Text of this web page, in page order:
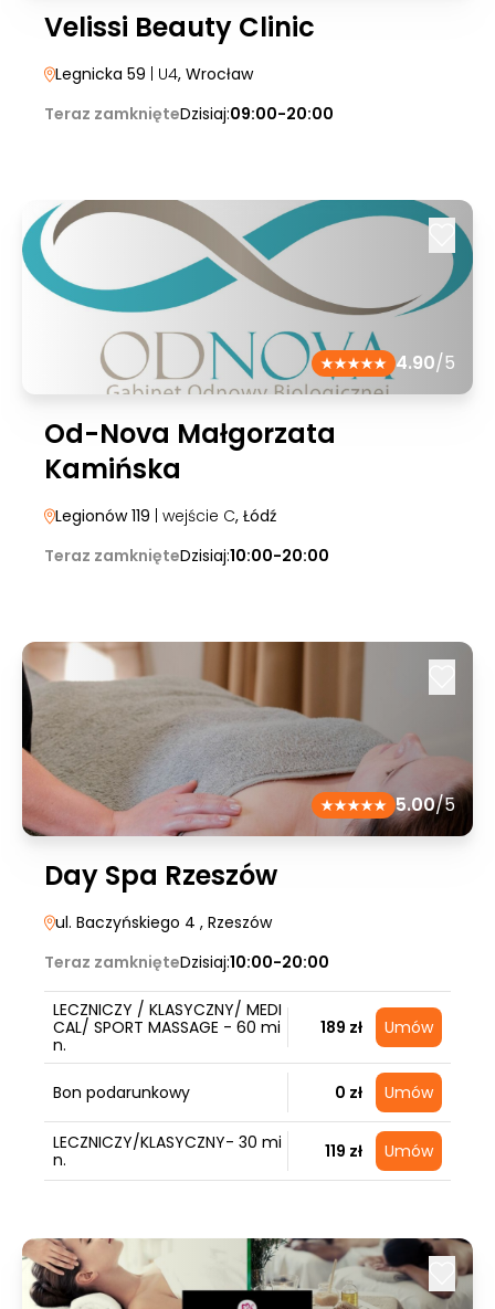
Velissi Beauty Clinic
Legnicka 59 | U4, Wrocław
Teraz zamknięteDzisiaj:09:00-20:00
4.90/5
Od-Nova Małgorzata
Kamińska
Legionów 119 | wejście C, Łódź
Teraz zamknięteDzisiaj:10:00-20:00
5.00/5
Day Spa Rzeszów
ul. Baczyńskiego 4 , Rzeszów
Teraz zamknięteDzisiaj:10:00-20:00
LECZNICZY / KLASYCZNY/ MEDI
CAL/ SPORT MASSAGE - 60 mi
n.
189 zł Umów
Bon podarunkowy 0 zł Umów
LECZNICZY/KLASYCZNY- 30 mi
n.
119 zł Umów